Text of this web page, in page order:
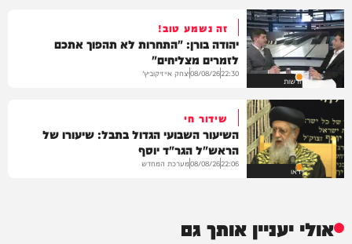
חדשות
זה נשמע טוב!
יהודה בורן: "התחרות לא תהפוך אתכם
לזמרים מצליחים"
22:30
08/08/26יצחק אייזיקוביץ'
וידאו
שידור חי
השיעור השבועי הגדול בתבל: שיעורו של
הראש"ל הגר"ד יוסף
22:06
08/08/26מערכת המחדש
אולי יעניין אותך גם